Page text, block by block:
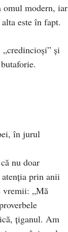
omul modern, iar
este în fapt.
şi
în jurul
nu doar
prin anii
vremii: „Mă
ţiganul. Am